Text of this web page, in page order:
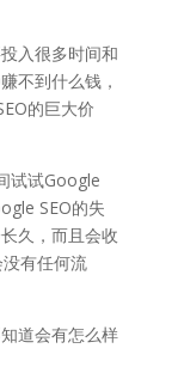
入很多时间和
不到什么钱，
的巨大价
试试Google
SEO的失
久，而且会收
有任何流
道会有怎么样